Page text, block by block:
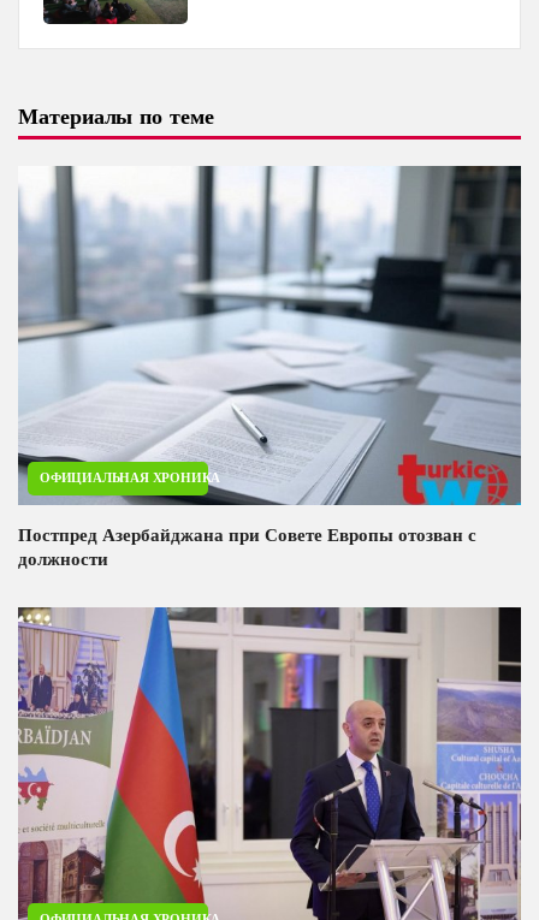
Материалы по теме
ОФИЦИАЛЬНАЯ ХРОНИКА
Постпред Азербайджана при Совете Европы отозван с
должности